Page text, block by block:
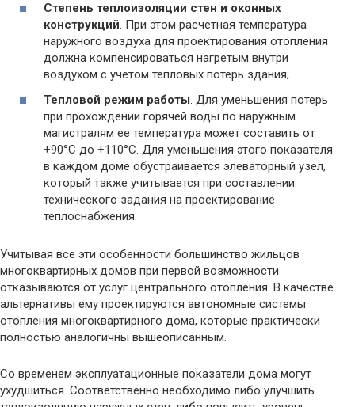
Степень теплоизоляции стен и оконных
конструкций. При этом расчетная температура
наружного воздуха для проектирования отопления
должна компенсироваться нагретым внутри
воздухом с учетом тепловых потерь здания;
Тепловой режим работы. Для уменьшения потерь
при прохождении горячей воды по наружным
магистралям ее температура может составить от
+90°С до +110°С. Для уменьшения этого показателя
в каждом доме обустраивается элеваторный узел,
который также учитывается при составлении
технического задания на проектирование
теплоснабжения.
Учитывая все эти особенности большинство жильцов
многоквартирных домов при первой возможности
отказываются от услуг центрального отопления. В качестве
альтернативы ему проектируются автономные системы
отопления многоквартирного дома, которые практически
полностью аналогичны вышеописанным.
Со временем эксплуатационные показатели дома могут
ухудшиться. Соответственно необходимо либо улучшить